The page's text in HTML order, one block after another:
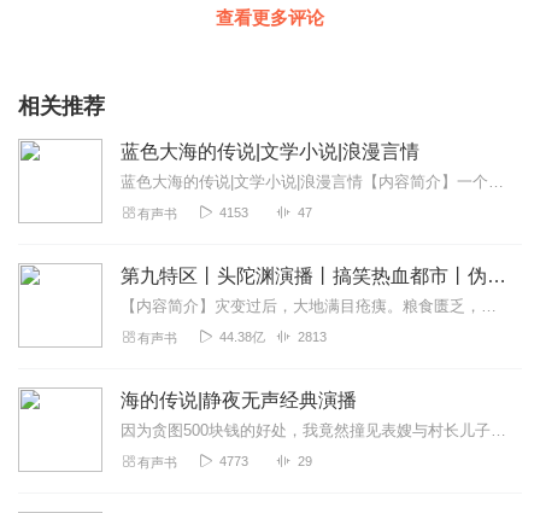
查看更多评论
相关推荐
蓝色大海的传说|文学小说|浪漫言情
蓝色大海的传说|文学小说|浪漫言情【内容简介】一个跨越千年的传说，一份轮回斩不断的爱恋，一道千重劫百世难毁不灭的守护，不一样的美男鱼，不一样的大海…………欢迎大...
有声书 4153 47
第九特区丨头陀渊演播丨搞笑热血都市丨伪戒丨VIP免费多人有声剧
【内容简介】灾变过后，大地满目疮痍。粮食匮乏，资源紧俏，局势混乱……一位从待规划区杀出来的青年，背对着漫天黄沙，孤身来到九区谋生，却不曾想偶然结识三五好友，一念...
有声书 44.38亿 2813
海的传说|静夜无声经典演播
因为贪图500块钱的好处，我竟然撞见表嫂与村长儿子的丑事，可更令我意想不到的是表嫂竟然不是人，她到底是谁。。。。。前天晚上，村长的儿子，王小海，找到了我。说是要...
有声书 4773 29